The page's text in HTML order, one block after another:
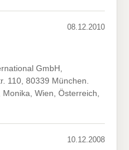
08.12.2010
GmbH,
110, 80339 München.
Wien, Österreich,
10.12.2008